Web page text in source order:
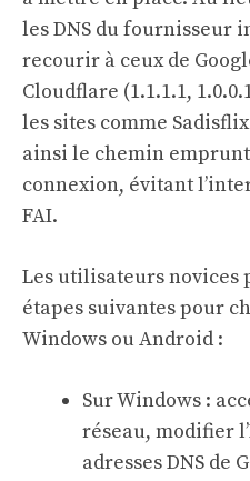
les DNS du fournisseur
recourir à ceux de
Cloudflare (1.1.1.1,
les sites comme
ainsi le chemin
connexion, évitant
FAI.
Les utilisateurs novices
étapes suivantes pour
Windows ou Android :
Sur Windows :
réseau, modifier
adresses DNS de